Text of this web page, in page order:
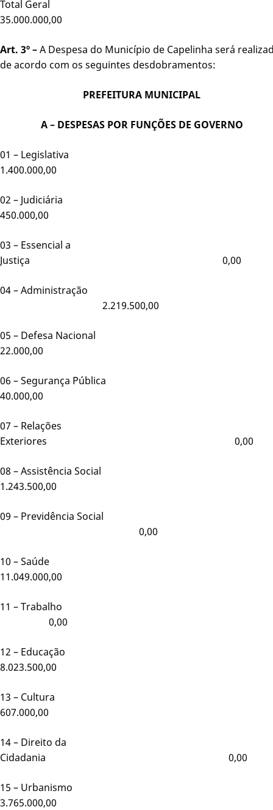
Total Geral
35.000.000,00
Art. 3º –A Despesa do Município de Capelinha será
de acordo com os seguintes desdobramentos:
PREFEITURA MUNICIPAL
A – DESPESAS POR FUNÇÕES DE GOVERNO
01 – Legislativa
1.400.000,00
02 – Judiciária
450.000,00
03 – Essencial a
Justiça 0,00
04 – Administração
2.219.500,00
05 – Defesa Nacional
22.000,00
06 – Segurança
40.000,00
07 – Relações
Exteriores 0,00
08 – Assistência Social
1.243.500,00
09 – Previdência Social
0,00
10 – Saúde
11.049.000,00
11 – Trabalho
0,00
12 – Educação
8.023.500,00
13 – Cultura
607.000,00
14 – Direito da
Cidadania 0,00
15 – Urbanismo
3.765.000,00